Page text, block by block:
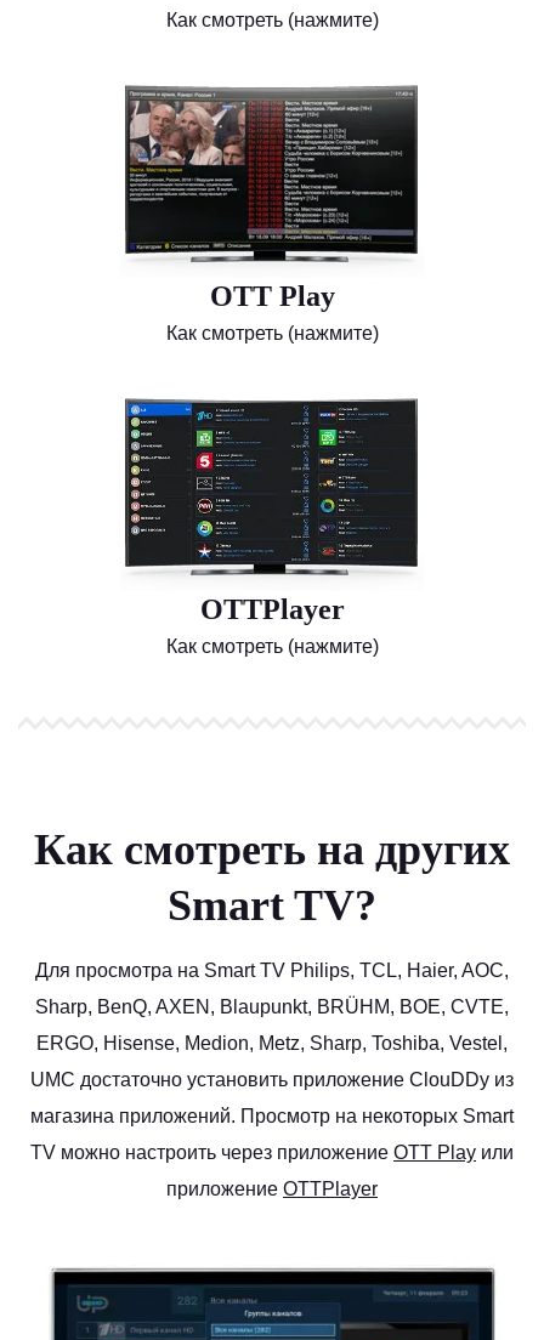
Как смотреть (нажмите)
OTT Play
Как смотреть (нажмите)
OTTPlayer
Как смотреть (нажмите)
Как смотреть на других
Smart TV?
Для просмотра на Smart TV Philips, TCL, Haier, AOC,
Sharp, BenQ, AXEN, Blaupunkt, BRÜHM, BOE, CVTE,
ERGO, Hisense, Medion, Metz, Sharp, Toshiba, Vestel,
UMC достаточно установить приложение ClouDDy из
магазина приложений. Просмотр на некоторых Smart
TV можно настроить через приложение OTT Play или
приложение OTTPlayer